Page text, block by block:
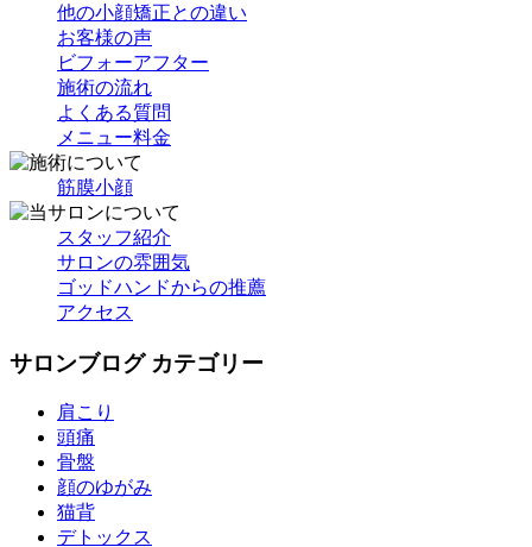
他の小顔矯正との違い
お客様の声
ビフォーアフター
施術の流れ
よくある質問
メニュー料金
筋膜小顔
スタッフ紹介
サロンの雰囲気
ゴッドハンドからの推薦
アクセス
サロンブログ カテゴリー
肩こり
頭痛
骨盤
顔のゆがみ
猫背
デトックス